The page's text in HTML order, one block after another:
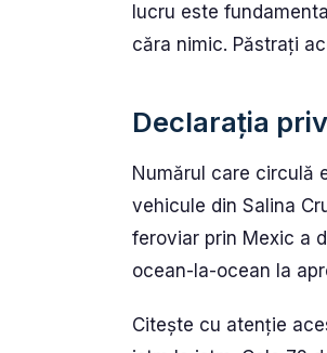
lucru este
căra nimic. Păstrați
Declarația
Numărul care circulă
vehicule din Salina
feroviar prin Mexic a
ocean-la-ocean la
Citește cu atenție